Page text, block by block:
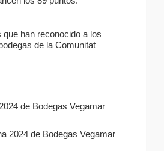
han reconocido a los
de la Comunitat
de Bodegas Vegamar
2024 de Bodegas Vegamar